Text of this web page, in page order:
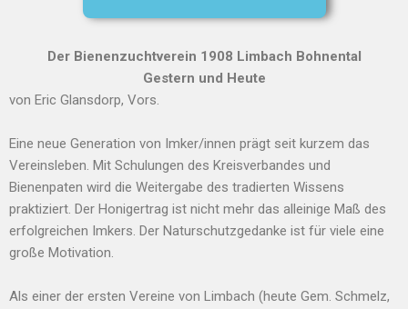
Der Bienenzuchtverein 1908 Limbach Bohnental
Gestern und Heute
von Eric Glansdorp, Vors.
Eine neue Generation von Imker/innen prägt seit kurzem das
Vereinsleben. Mit Schulungen des Kreisverbandes und
Bienenpaten wird die Weitergabe des tradierten Wissens
praktiziert. Der Honigertrag ist nicht mehr das alleinige Maß des
erfolgreichen Imkers. Der Naturschutzgedanke ist für viele eine
große Motivation.
Als einer der ersten Vereine von Limbach (heute Gem. Schmelz,